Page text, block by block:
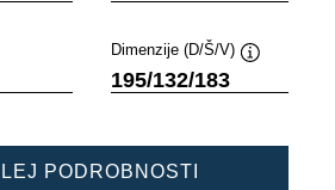
Dimenzije (D/Š/V)
195/132/183
PODROBNOSTI